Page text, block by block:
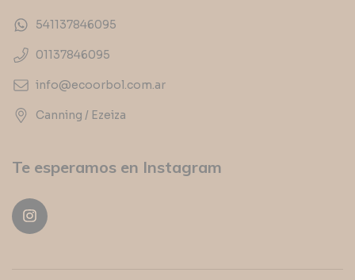
541137846095
01137846095
info@ecoorbol.com.ar
Canning / Ezeiza
Te esperamos en Instagram